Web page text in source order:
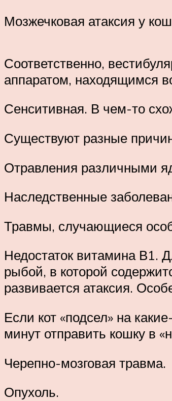
Мозжечковая атаксия у
Соответственно,
аппаратом, находящимся
Сенситивная. В чем-то
Существуют разные
Отравления различными
Наследственные
Травмы, случающиеся
Недостаток витамина В1.
рыбой, в которой
развивается атаксия.
Если кот «подсел» на
минут отправить кошку в
Черепно-мозговая травма.
Опухоль.